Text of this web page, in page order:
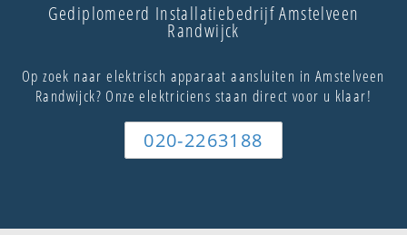
Gediplomeerd Installatiebedrijf Amstelveen
Randwijck
Op zoek naar elektrisch apparaat aansluiten in Amstelveen
Randwijck? Onze elektriciens staan direct voor u klaar!
020-2263188